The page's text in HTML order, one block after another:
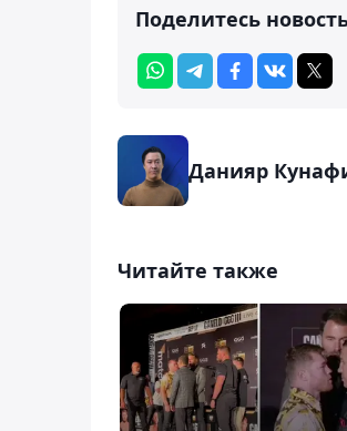
Поделитесь
Данияр
Читайте также